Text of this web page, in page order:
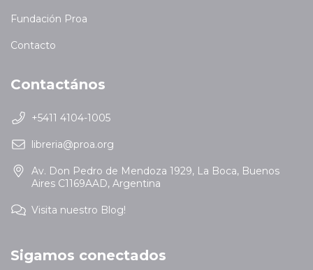
Fundación Proa
Contacto
Contactános
+5411 4104-1005
libreria@proa.org
Av. Don Pedro de Mendoza 1929, La Boca, Buenos
Aires C1169AAD, Argentina
Visita nuestro Blog!
Sigamos conectados